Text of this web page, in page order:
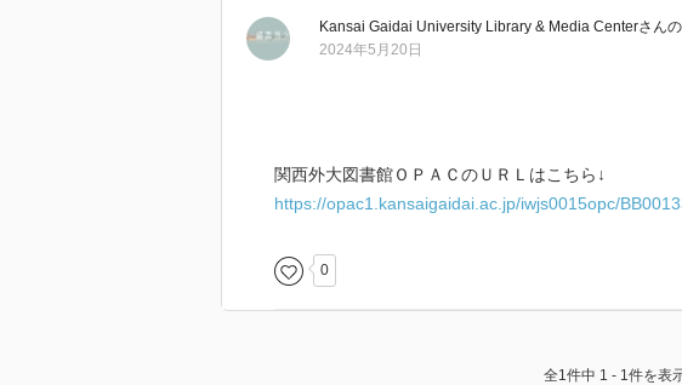
Kansai Gaidai University Library & Media Centerさん
2024年5月20日
関西外大図書館ＯＰＡＣのＵＲＬはこちら↓
https://opac1.kansaigaidai.ac.jp/iwjs0015opc/
0
全1件中 1 - 1件を表